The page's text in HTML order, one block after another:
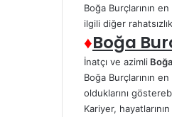
Boğa Burçlarının
ilgili diğer
♦Boğa
İnatçı ve azimli
Boğa Burçlarının
olduklarını
Kariyer,